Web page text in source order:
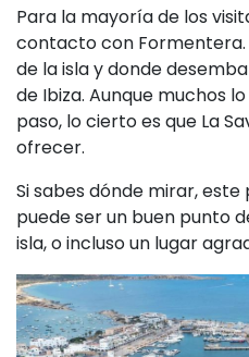
Para la mayoría de los
contacto con
de la isla y donde
de Ibiza. Aunque muchos
paso, lo cierto es que La
ofrecer.
Si sabes dónde mirar,
puede ser un buen punto
isla, o incluso un lugar